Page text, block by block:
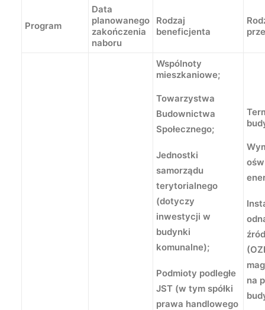
Program
Data
planowanego
zakończenia
naboru
Rodzaj
beneficjenta
Wspólnoty
mieszkaniowe;
Towarzystwa
Budownictwa
Społecznego;
Jednostki
samorządu
terytorialnego
(dotyczy
inwestycji w
budynki
komunalne);
Podmioty podległe
JST (w tym spółki
prawa handlowego
na